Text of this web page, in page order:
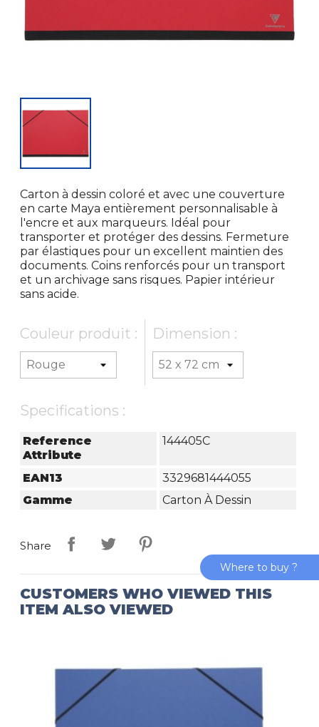
Carton à dessin coloré et avec une couverture
en carte Maya entièrement personnalisable à
l'encre et aux marqueurs. Idéal pour
transporter et protéger des dessins. Fermeture
par élastiques pour un excellent maintien des
documents. Coins renforcés pour un transport
et un archivage sans risques. Papier intérieur
sans acide.
Couleur produit : Dimension :
Specifications :
Reference
Attribute
144405C
EAN13
3329681444055
Gamme
Carton À Dessin
Share
CUSTOMERS WHO VIEWED THIS
ITEM ALSO VIEWED
Where to buy ?